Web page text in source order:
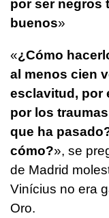
por ser negros
buenos»
«¿Cómo
al menos cien
esclavitud, por
por los
que ha
cómo?», se
de Madrid
Vinícius no era
Oro.